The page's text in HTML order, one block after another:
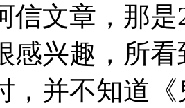
信文章，那
感兴趣，所
，并不知道